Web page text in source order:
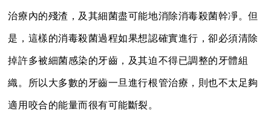
治療內的殘渣，及其細菌盡可能地消除消毒殺菌幹凈。但
是，這樣的消毒殺菌過程如果想認確實進行，卻必須清除
掉許多被細菌感染的牙齒，及其迫不得已調整的牙體組
織。所以大多數的牙齒一旦進行根管治療，則也不太足夠
適用咬合的能量而很有可能斷裂。